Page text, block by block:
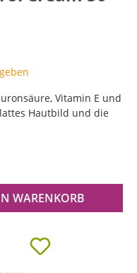
5 Sternen
Vitamin E und
Hautbild und die
gewünschten
WARENKORB